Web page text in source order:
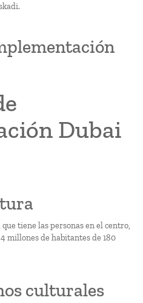
Dubai
tiene las personas en el centro,
millones de habitantes de 180
culturales